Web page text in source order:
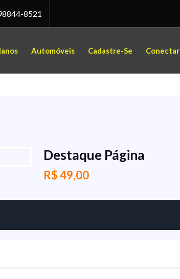
8521
Automóveis Cadastre-Se Conectar
Destaque Página
R$49,00